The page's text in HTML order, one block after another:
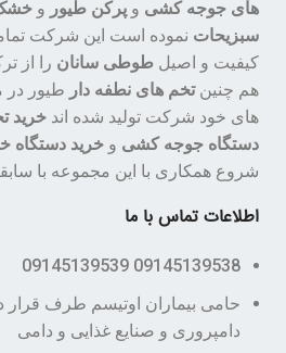
های جوجه کشی وپرکن طیور و
سبزیحات نموده است این شرکت
کیفیت و اصیلطوطی سانان را از
هم چنینتخم های نطفه دار طیور در
های خود شرکت تولید شده اندخرید
دستگاه جوجه کشی وخرید
شروع همکاری با این مجموعه با
اطلاعات تماس با ما
09145139538 09145139539
حامی بیماران اوتیسم طرف قرار
دامپروری و صنایع غذایی و دامی